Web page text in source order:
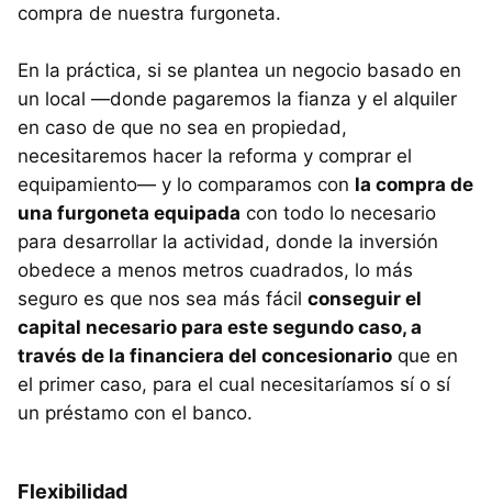
compra de nuestra furgoneta.
En la práctica, si se plantea un negocio basado en
un local —donde pagaremos la fianza y el alquiler
en caso de que no sea en propiedad,
necesitaremos hacer la reforma y comprar el
equipamiento— y lo comparamos con la compra de
una furgoneta equipada con todo lo necesario
para desarrollar la actividad, donde la inversión
obedece a menos metros cuadrados, lo más
seguro es que nos sea más fácil conseguir el
capital necesario para este segundo caso, a
través de la financiera del concesionario que en
el primer caso, para el cual necesitaríamos sí o sí
un préstamo con el banco.
Flexibilidad